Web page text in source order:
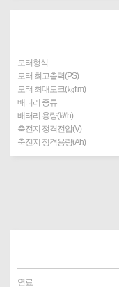
모터형식
모터 최고출력(PS)
모터 최대토크(㎏f.m)
배터리 종류
배터리 용량(㎾h)
축전지 정격전압(V)
축전지 정격용량(Ah)
연료